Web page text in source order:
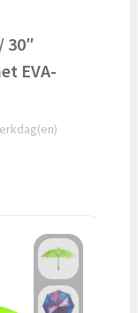
30″
EVA-